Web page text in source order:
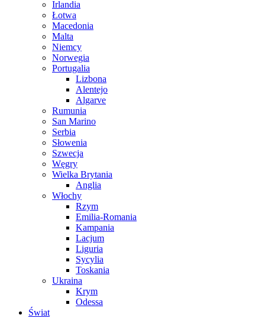
Irlandia
Łotwa
Macedonia
Malta
Niemcy
Norwegia
Portugalia
Lizbona
Alentejo
Algarve
Rumunia
San Marino
Serbia
Słowenia
Szwecja
Węgry
Wielka Brytania
Anglia
Włochy
Rzym
Emilia-Romania
Kampania
Lacjum
Liguria
Sycylia
Toskania
Ukraina
Krym
Odessa
Świat